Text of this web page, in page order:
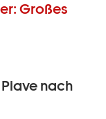
Großes
nach